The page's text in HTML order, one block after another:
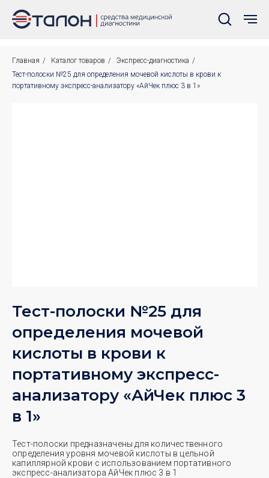
Главная / Каталог товаров / Экспресс-диагностика /
Тест-полоски №25 для определения мочевой кислоты в крови к
портативному экспресс-анализатору «АйЧек плюс 3 в 1»
Тест-полоски №25 для
определения мочевой
кислоты в крови к
портативному экспресс-
анализатору «АйЧек плюс 3
в 1»
Тест-полоски предназначены для количественного
определения уровня мочевой кислоты в цельной
капиллярной крови с использованием портативного
экспресс-анализатора АйЧек плюс 3 в 1